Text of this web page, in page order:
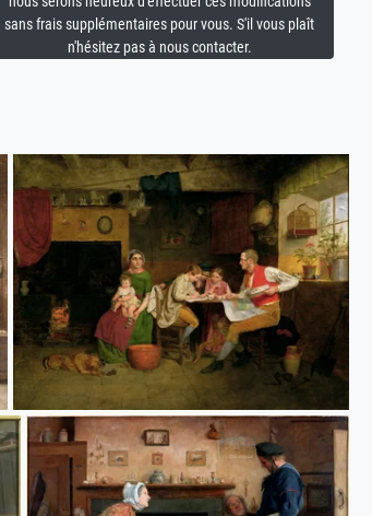
sans frais supplémentaires pour vous. S'il vous plaît
n'hésitez pas à nous contacter.